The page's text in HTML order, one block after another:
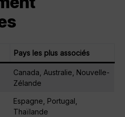
Pays les plus associés
Canada, Australie, Nouvelle-
Zélande
Espagne, Portugal,
Thaïlande